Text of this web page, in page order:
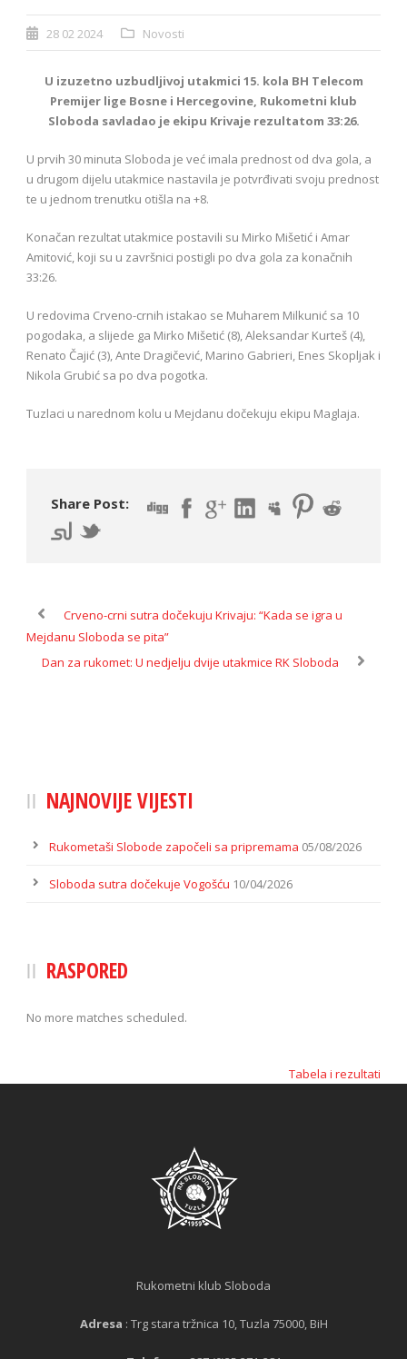
28 02 2024 Novosti
U izuzetno uzbudljivoj utakmici 15. kola BH Telecom
Premijer lige Bosne i Hercegovine, Rukometni klub
Sloboda savladao je ekipu Krivaje rezultatom 33:26.
U prvih 30 minuta Sloboda je već imala prednost od dva gola, a
u drugom dijelu utakmice nastavila je potvrđivati svoju prednost
te u jednom trenutku otišla na +8.
Konačan rezultat utakmice postavili su Mirko Mišetić i Amar
Amitović, koji su u završnici postigli po dva gola za konačnih
33:26.
U redovima Crveno-crnih istakao se Muharem Milkunić sa 10
pogodaka, a slijede ga Mirko Mišetić (8), Aleksandar Kurteš (4),
Renato Čajić (3), Ante Dragičević, Marino Gabrieri, Enes Skopljak i
Nikola Grubić sa po dva pogotka.
Tuzlaci u narednom kolu u Mejdanu dočekuju ekipu Maglaja.
Share Post:
Crveno-crni sutra dočekuju Krivaju: “Kada se igra u
Mejdanu Sloboda se pita”
Dan za rukomet: U nedjelju dvije utakmice RK Sloboda
NAJNOVIJE VIJESTI
Rukometaši Slobode započeli sa pripremama 05/08/2026
Sloboda sutra dočekuje Vogošću 10/04/2026
RASPORED
No more matches scheduled.
Tabela i rezultati
Rukometni klub Sloboda
Adresa : Trg stara tržnica 10, Tuzla 75000, BiH